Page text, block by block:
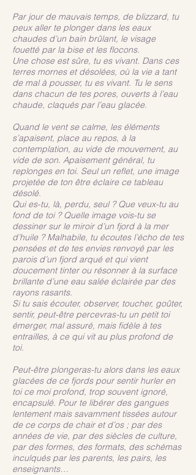
Par jour de mauvais temps, de blizzard, tu
peux aller te plonger dans les eaux
chaudes d’un bain brûlant, le visage
fouetté par la bise et les flocons.
Une chose est sûre, tu es vivant. Dans ces
terres mornes et désolées, où la vie a tant
de mal à pousser, tu es vivant. Tu le sens
dans chacun de tes pores, ouverts à l’eau
chaude, claqués par l’eau glacée.
Quand le vent se calme, les éléments
s’apaisent, place au repos, à la
contemplation, au vide de mouvement, au
vide de son. Apaisement général, tu
replonges en toi. Seul un reflet, une image
projetée de ton être éclaire ce tableau
désolé.
Qui es-tu, là, perdu, seul ? Que veux-tu au
fond de toi ? Quelle image vois-tu se
dessiner sur le miroir d’un fjord à la mer
d’huile ? Malhabile, tu écoutes l’écho de tes
pensées et de tes envies renvoyé par les
parois d’un fjord arqué et qui vient
doucement tinter ou résonner à la surface
brillante d’une eau salée éclairée par des
rayons rasants.
Si tu sais écouter, observer, toucher, goûter,
sentir, peut-être percevras-tu un petit toi
émerger, mal assuré, mais fidèle à tes
entrailles, à ce qui vit au plus profond de
toi.
Peut-être plongeras-tu alors dans les eaux
glacées de ce fjords pour sentir hurler en
toi ce moi profond, trop souvent ignoré,
encapsulé. Pour te libérer des gangues
lentement mais savamment tissées autour
de ce corps de chair et d’os ; par des
années de vie, par des siècles de culture,
par des formes, des formats, des schémas
inculqués par les parents, les pairs, les
enseignants…